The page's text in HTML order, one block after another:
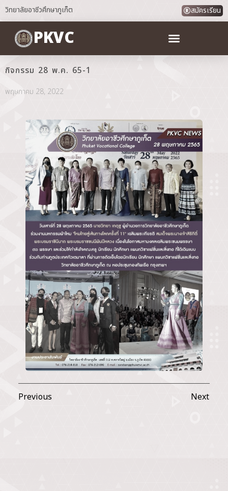
วิทยาลัยอาชีวศึกษาภูเก็ต สมัครเรียน
PKVC
กิจกรรม 28 พ.ค. 65-1
พฤษภาคม 28, 2022
Previous Next